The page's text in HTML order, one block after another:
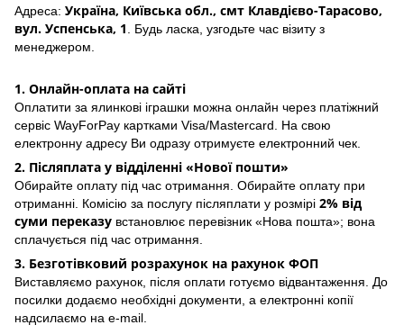
Адреса: Україна, Київська обл., смт Клавдієво-Тарасово,
вул. Успенська, 1
. Будь ласка, узгодьте час візиту з
менеджером.
1. Онлайн-оплата на сайті
Оплатити за ялинкові іграшки можна онлайн через платіжний
сервіс WayForPay картками Visa/Mastercard. На свою
електронну адресу Ви одразу отримуєте електронний чек.
2. Післяплата у відділенні «Нової пошти»
Обирайте оплату під час отримання. Обирайте оплату при
отриманні. Комісію за послугу післяплати у розмірі 2% від
суми переказу встановлює перевізник «Нова пошта»; вона
сплачується під час отримання.
3. Безготівковий розрахунок на рахунок ФОП
Виставляємо рахунок, після оплати готуємо відвантаження. До
посилки додаємо необхідні документи, а електронні копії
надсилаємо на e-mail.